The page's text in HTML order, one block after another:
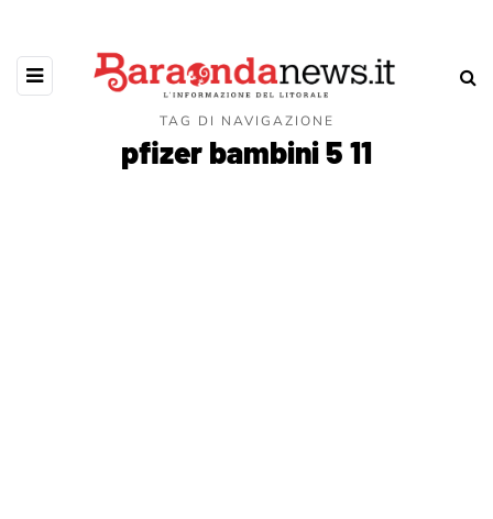
TAG DI NAVIGAZIONE
pfizer bambini 5 11